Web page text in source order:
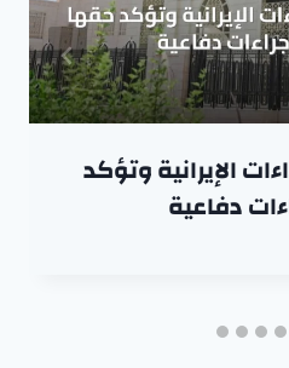
الإيرانية وتؤكد
دفاعية